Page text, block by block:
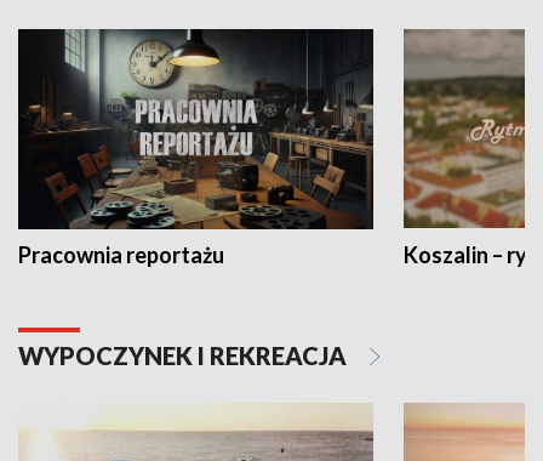
Pracownia reportażu Koszalin –
WYPOCZYNEK I REKREACJA